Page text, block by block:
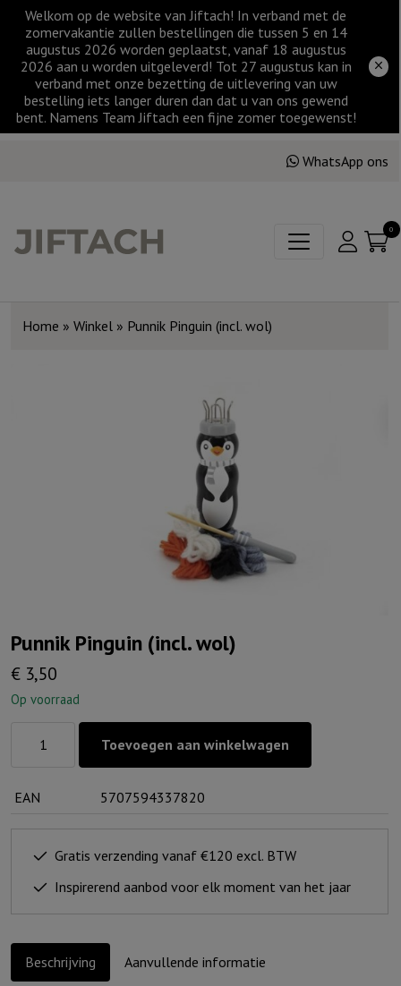
Welkom op de website van Jiftach! In verband met de
zomervakantie zullen bestellingen die tussen 5 en 14
augustus 2026 worden geplaatst, vanaf 18 augustus
2026 aan u worden uitgeleverd! Tot 27 augustus kan in
verband met onze bezetting de uitlevering van uw
bestelling iets langer duren dan dat u van ons gewend
bent. Namens Team Jiftach een fijne zomer toegewenst!
WhatsApp ons
0
Home » Winkel » Punnik Pinguin (incl. wol)
Punnik Pinguin (incl. wol)
€ 3,50
Op voorraad
wol)
aantal
Toevoegen aan winkelwagen
EAN 5707594337820
Gratis verzending vanaf €120 excl. BTW
Inspirerend aanbod voor elk moment van het jaar
Beschrijving Aanvullende informatie